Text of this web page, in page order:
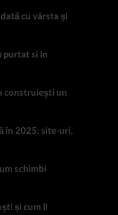
cu vârsta și
purtat si in
construiești un
în 2025: site-uri,
schimbi
și cum îl